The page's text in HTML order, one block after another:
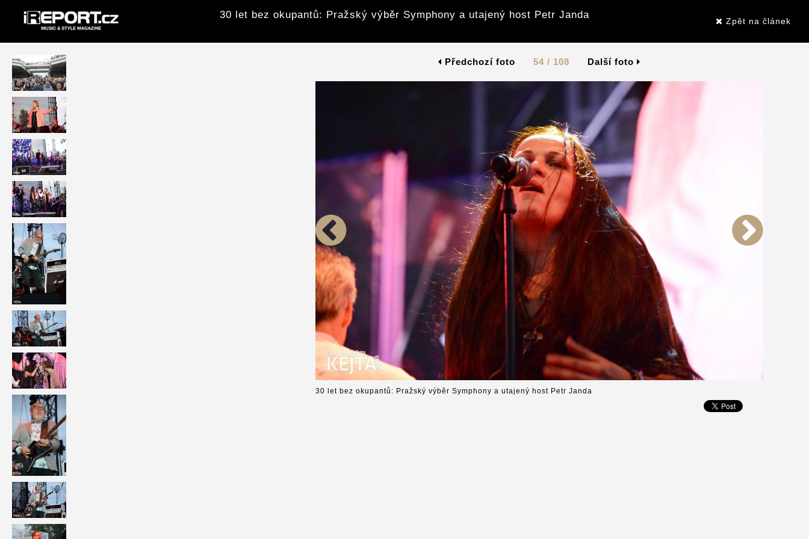
30 let bez okupantů: Pražský výběr Symphony a utajený host Petr Janda
Zpět na článek
Předchozí foto 54 / 108 Další foto
30 let bez okupantů: Pražský výběr Symphony a utajený host Petr Janda